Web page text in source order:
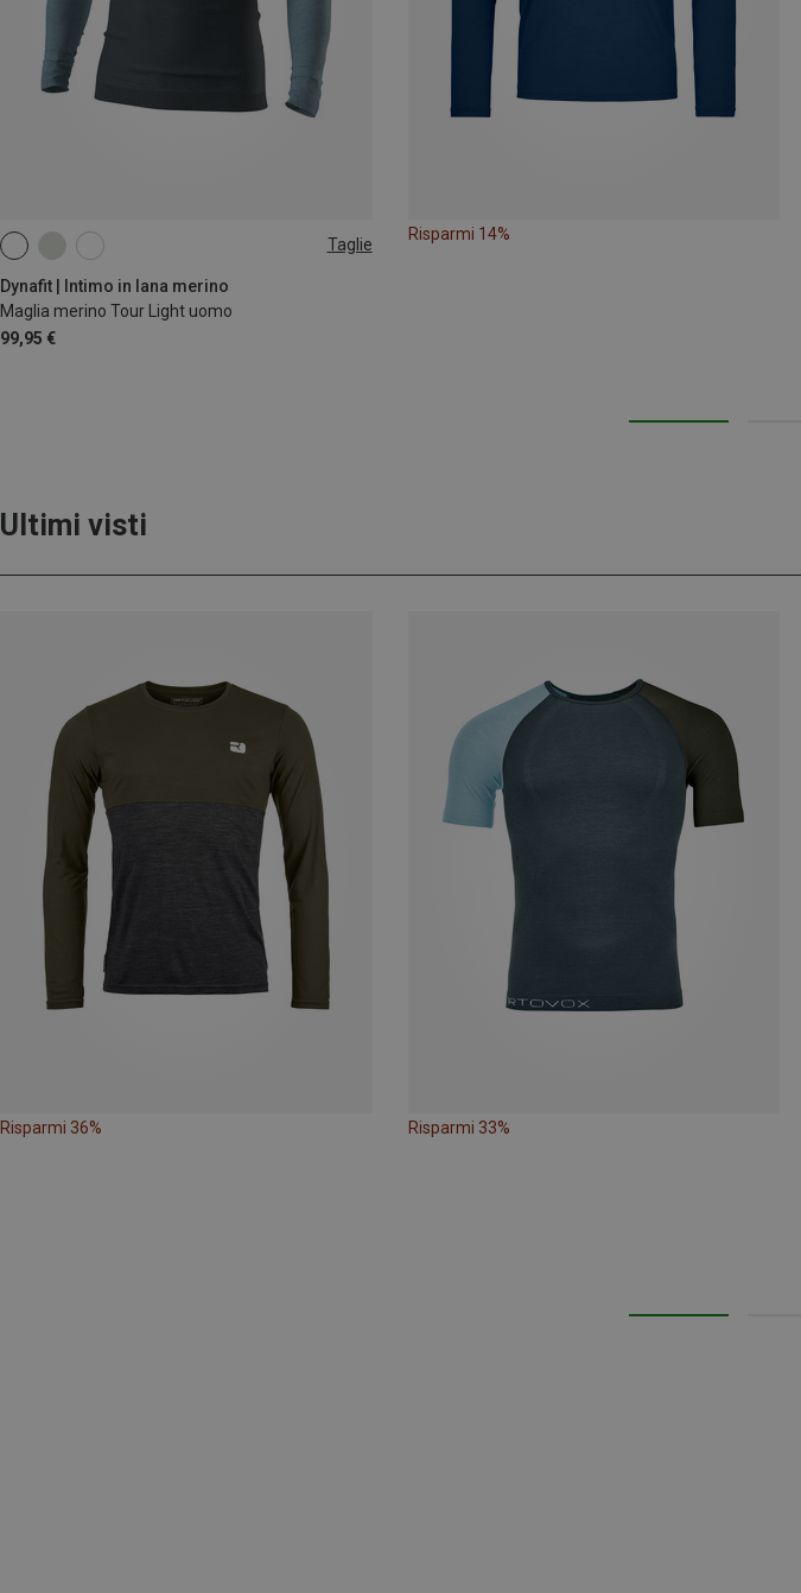
Taglie
Dynafit | Intimo in lana merino
Maglia merino Tour Light uomo
99,95 €
S M L
Risparmi 14%
Ultimi visti
Risparmi 36% Risparmi 33%